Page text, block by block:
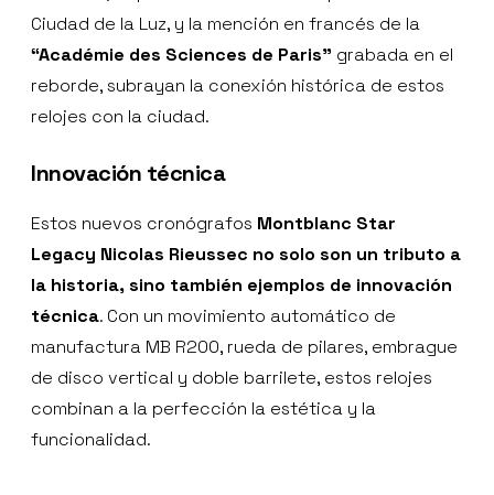
Ciudad de la Luz, y la mención en francés de la
“Académie des Sciences de Paris” grabada en el
reborde, subrayan la conexión histórica de estos
relojes con la ciudad.
Innovación técnica
Estos nuevos cronógrafos Montblanc Star
Legacy Nicolas Rieussec no solo son un tributo a
la historia, sino también ejemplos de innovación
técnica. Con un movimiento automático de
manufactura MB R200, rueda de pilares, embrague
de disco vertical y doble barrilete, estos relojes
combinan a la perfección la estética y la
funcionalidad.